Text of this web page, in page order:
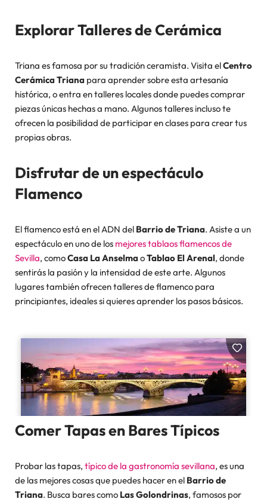
Explorar Talleres de Cerámica
Triana es famosa por su tradición ceramista. Visita elCentro
Cerámica Triana para aprender sobre esta artesanía
histórica, o entra en talleres locales donde puedes comprar
piezas únicas hechas a mano. Algunos talleres incluso te
ofrecen la posibilidad de participar en clases para crear tus
propias obras.
Disfrutar de un espectáculo
Flamenco
El flamenco está en el ADN del Barrio de Triana. Asiste a un
espectáculo en uno de los mejores tablaos flamencos de
Sevilla, comoCasa La AnselmaoTablao El Arenal, donde
sentirás la pasión y la intensidad de este arte. Algunos
lugares también ofrecen talleres de flamenco para
principiantes, ideales si quieres aprender los pasos básicos.
Comer Tapas en Bares Típicos
Probar las tapas, típico de la gastronomía sevillana, es una
de las mejores cosas que puedes hacer en el Barrio de
Triana. Busca bares como Las Golondrinas, famosos por